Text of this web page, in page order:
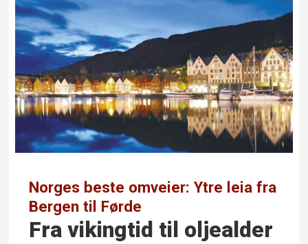
Norges beste omveier: Ytre leia fra
Bergen til Førde
Fra vikingtid til oljealder